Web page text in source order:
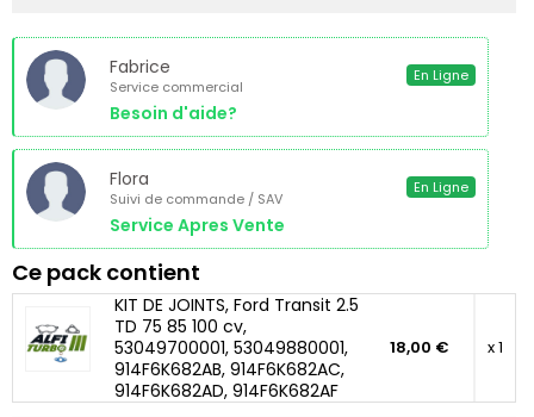
Fabrice
Service commercial
Besoin d'aide?
En Ligne
Flora
Suivi de commande / SAV
Service Apres Vente
En Ligne
Ce pack contient
KIT DE JOINTS, Ford Transit 2.5
TD 75 85 100 cv,
53049700001, 53049880001,
914F6K682AB, 914F6K682AC,
914F6K682AD, 914F6K682AF
18,00 € x 1